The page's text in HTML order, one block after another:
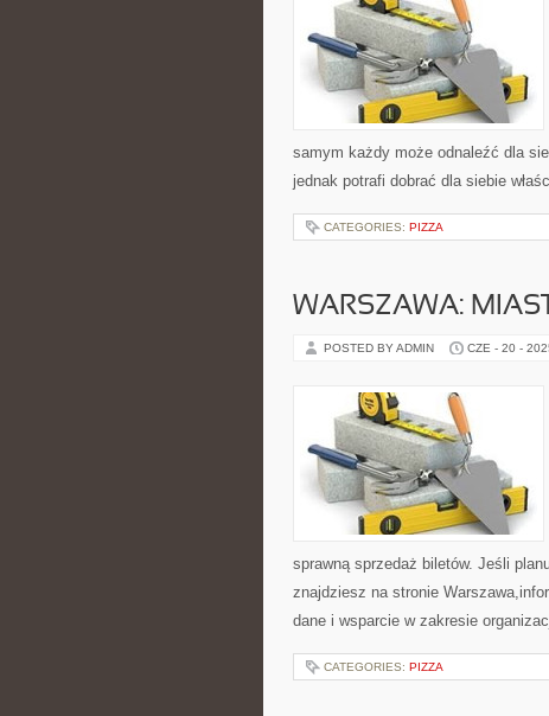
samym każdy może odnaleźć dla
jednak potrafi dobrać dla siebie
CATEGORIES: PIZZA
WARSZAWA:
POSTED BY ADMIN CZE - 20 -
sprawną sprzedaż biletów. Jeśli
znajdziesz na stronie
dane i wsparcie w zakresie
CATEGORIES: PIZZA